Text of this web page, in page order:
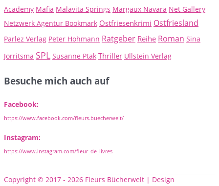
Academy Mafia Malavita Springs Margaux Navara Net Gallery
Netzwerk Agentur Bookmark Ostfriesenkrimi Ostfriesland
Parlez Verlag Peter Hohmann Ratgeber Reihe Roman Sina
Jorritsma SPL Susanne Ptak Thriller Ullstein Verlag
Besuche mich auch auf
Facebook:
https://www.facebook.com/fleurs.buecherwelt/
Instagram:
https://www.instagram.com/fleur_de_livres
Copyright © 2017 - 2026 Fleurs Bücherwelt | Design